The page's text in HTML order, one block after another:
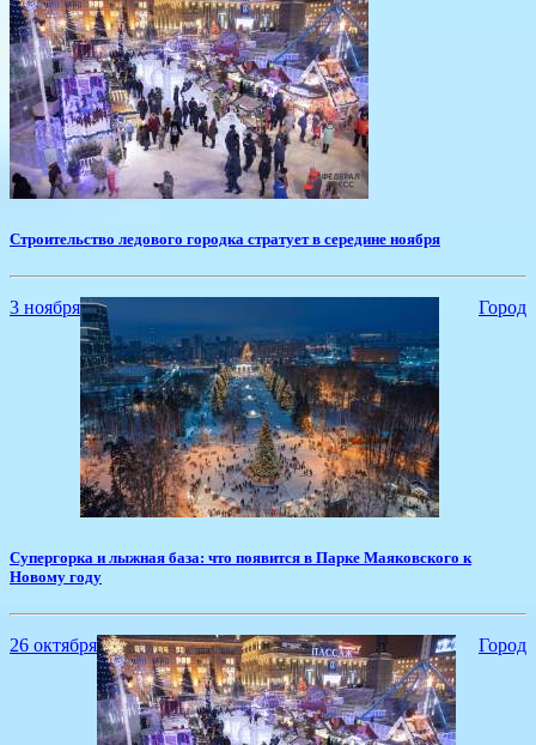
Строительство ледового городка стратует в середине ноября
3 ноября Город
Супергорка и лыжная база: что появится в Парке Маяковского к
Новому году
26 октября Город